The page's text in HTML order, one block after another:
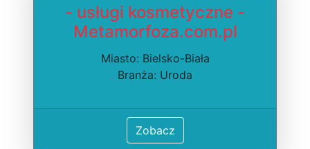
- usługi kosmetyczne -
Metamorfoza.com.pl
Miasto: Bielsko-Biała
Branża: Uroda
Zobacz